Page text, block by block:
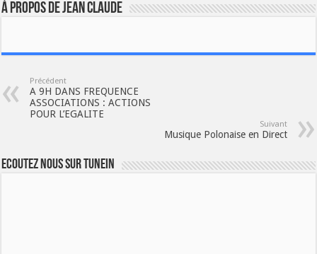
À propos de JEAN CLAUDE
Précédent
A 9H DANS FREQUENCE
ASSOCIATIONS : ACTIONS
POUR L’EGALITE
Suivant
Musique Polonaise en Direct
Ecoutez nous sur TuneIn